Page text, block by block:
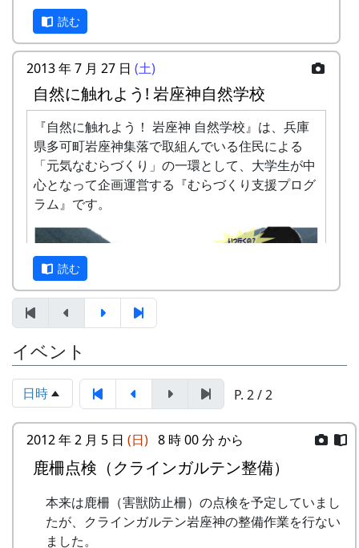
で目的地を設定したら、間違いなく、岩座神まで
案内してくれます。
住所 : 兵庫県 多可郡多可町 加美区岩座神
キーワード : 岩座神、岩座神公会堂、クライ
ンガルテン岩座神、等々
注意点
冬季、降雪時には、冬用タイヤまたはチェーンが
必要になることがあります。かならず ライブカメ
ラ で、岩座神の様子をご確認ください。
カーナビが北ルート（峠越えの道）を提案する場
合があります。特に冬は、後述するように、安全
な南ルートを選んで下さい。
南ルートと北ルート
秋風の中で「日本の棚田百選」の集落内を散策
し、黄金に色づいた石積棚田の風景を楽しんでく
ださい。
集落内の散策起点にテラスをもうけて、「カフ
ェ」を営業します。
日時 : 2016 (平成28) 年 9 月 4 日 (日) 11:00 ～
14:00
メニュー : 岩座神特産の「石垣茶」、梅ジュ
ース、リンゴジュースなどの飲料と、棚田米
コシヒカリのおにぎりを準備しています。
お買い物 : 地域特産品コーナー
なお、滞在型市民農園「クラインガルテン岩座
神」の現地案内コーナーを設け、体験宿泊の受付
も行います。
主催 : 岩座神地域協議会
問い合せ : 会長 XXXX 999-9999-9999
読む
2013 年 7 月 27 日 (土)
自然に触れよう! 岩座神自然学校
『自然に触れよう！ 岩座神 自然学校』は、兵庫
県多可町岩座神集落で取組んでいる住民による
「元気なむらづくり」の一環として、大学生が中
心となって企画運営する『むらづくり支援プログ
ラム』です。
住民と大学生が企画した楽い田舎体験、豊かな自
然棚の風景を体験してみませんか。
参加申込書：PDF
問い合せ・申込み：多可町地域振興課（担
当：XX）
TEL XXXX-XX-XXXX
FAX XXXX-XX-XXXX
Email:mailaddress
INAKA 応縁隊 ～ 田舎 yell Project ～
読む
イベント
日時 P. 2 / 2
2012 年 2 月 5 日 (日) 8 時 00 分 から
鹿柵点検（クラインガルテン整備）
本来は鹿柵（害獣防止柵）の点検を予定していまし
たが、クラインガルテン岩座神の整備作業を行ない
ました。